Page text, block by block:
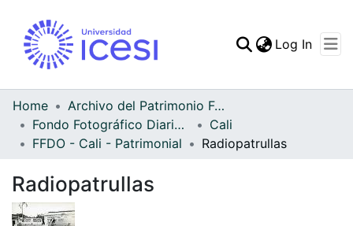
Statistics
Log In
Home
Archivo del Patrimonio Fotográfico y Fílmico del Valle del Cauca
Fondo Fotográfico Diario Occidente
Cali
FFDO - Cali - Patrimonial
Radiopatrullas
Radiopatrullas